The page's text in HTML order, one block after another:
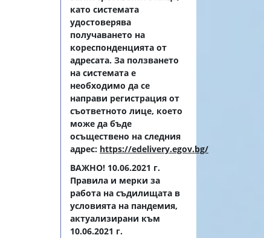
като системата
удостоверява
получаването на
кореспонденцията от
адресата. За ползването
на системата е
необходимо да се
направи регистрация от
съответното лице, което
може да бъде
осъществено на следния
адрес: https://edelivery.egov.bg/
ВАЖНО! 10.06.2021 г.
Правила и мерки за
работа на съдилищата в
условията на пандемия,
актуализирани към
10.06.2021 г.